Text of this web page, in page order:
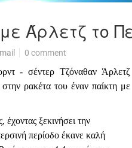
Άρλετζ το
0 comment
- σέντερ Τζόναθαν Άρλετζ
ρακέτα του έναν παίκτη με
ξεκινήσει την
περίοδο έκανε καλή